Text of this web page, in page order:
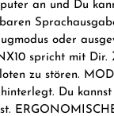
an und Du
oder
spricht mit
zu stören.
Du